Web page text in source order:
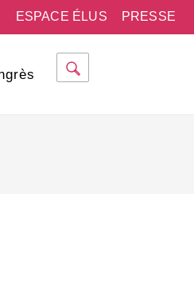
PRESSE
ESPACE ÉLUS